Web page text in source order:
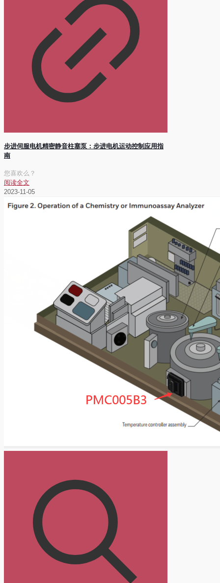
步进伺服电机精密静音柱塞泵：步进电机运动控制应用指
南
您喜欢么？
阅读全文
2023-11-05